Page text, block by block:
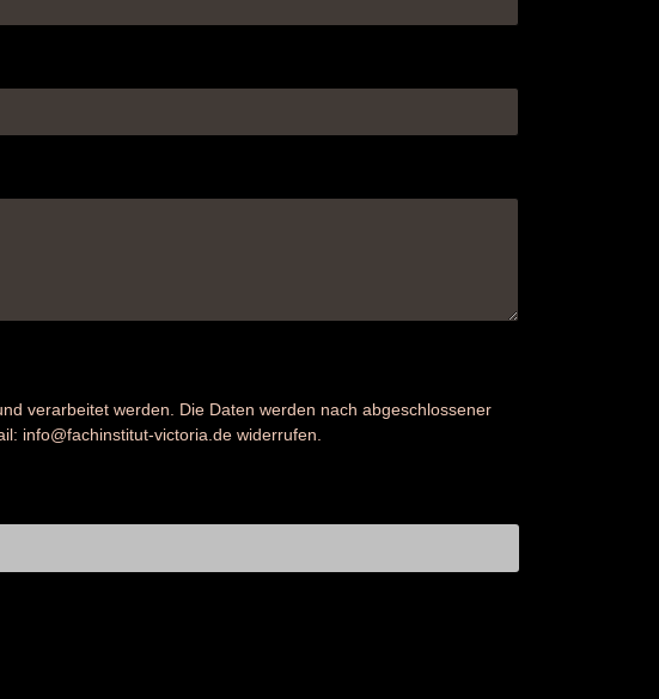
verarbeitet werden. Die Daten werden nach abgeschlossener
info@fachinstitut-victoria.de widerrufen.